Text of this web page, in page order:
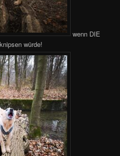
wenn DIE
würde!